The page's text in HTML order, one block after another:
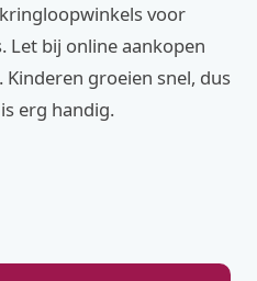
voor
Let bij online aankopen
groeien snel, dus
erg handig.